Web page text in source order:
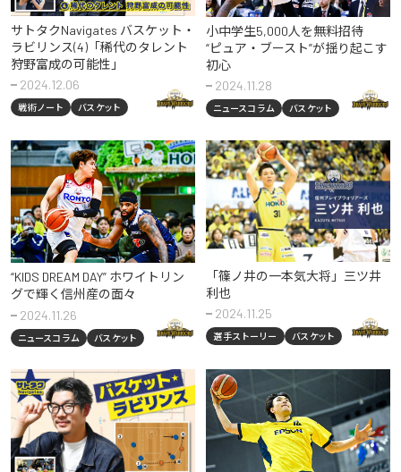
サトタクNavigates バスケット・
ラビリンス(4)「稀代のタレント
狩野富成の可能性」
2024.12.06
戦術ノート バスケット
小中学生5,000人を無料招待
“ピュア・ブースト”が揺り起こす
初心
2024.11.28
ニュースコラム バスケット
“KIDS DREAM DAY” ホワイトリン
グで輝く信州産の面々
2024.11.26
ニュースコラム バスケット
「篠ノ井の一本気大将」 三ツ井
利也
2024.11.25
選手ストーリー バスケット